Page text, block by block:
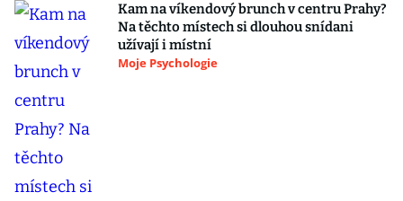
Kam na víkendový brunch v centru Prahy?
Na těchto místech si dlouhou snídani
užívají i místní
Moje Psychologie